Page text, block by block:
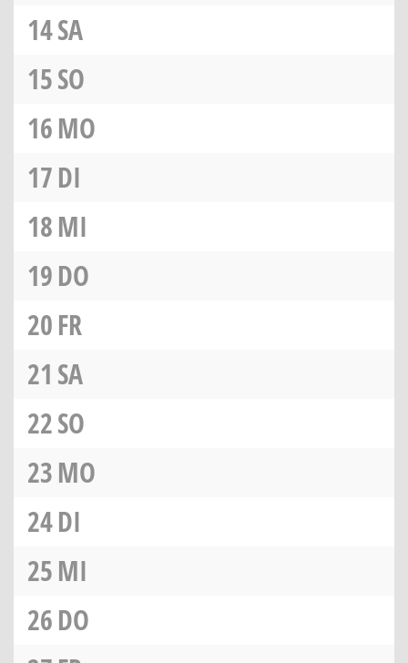
14SA
15SO
16MO
17DI
18MI
19DO
20FR
21 SA
22SO
23MO
24DI
25MI
26DO